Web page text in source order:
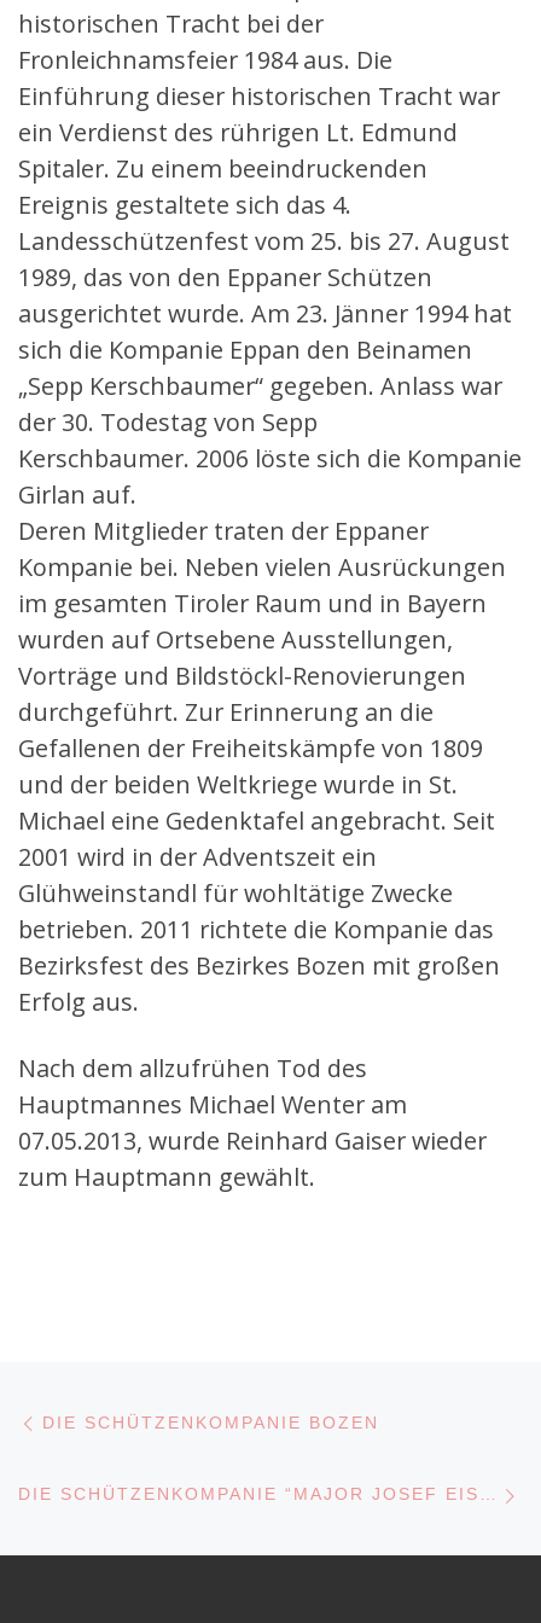
historischen Tracht bei der
Fronleichnamsfeier 1984 aus. Die
Einführung dieser historischen Tracht war
ein Verdienst des rührigen Lt. Edmund
Spitaler. Zu einem beeindruckenden
Ereignis gestaltete sich das 4.
Landesschützenfest vom 25. bis 27. August
1989, das von den Eppaner Schützen
ausgerichtet wurde. Am 23. Jänner 1994 hat
sich die Kompanie Eppan den Beinamen
„Sepp Kerschbaumer“ gegeben. Anlass war
der 30. Todestag von Sepp
Kerschbaumer. 2006 löste sich die Kompanie
Girlan auf.
Deren Mitglieder traten der Eppaner
Kompanie bei. Neben vielen Ausrückungen
im gesamten Tiroler Raum und in Bayern
wurden auf Ortsebene Ausstellungen,
Vorträge und Bildstöckl-Renovierungen
durchgeführt. Zur Erinnerung an die
Gefallenen der Freiheitskämpfe von 1809
und der beiden Weltkriege wurde in St.
Michael eine Gedenktafel angebracht. Seit
2001 wird in der Adventszeit ein
Glühweinstandl für wohltätige Zwecke
betrieben. 2011 richtete die Kompanie das
Bezirksfest des Bezirkes Bozen mit großen
Erfolg aus.
Nach dem allzufrühen Tod des
Hauptmannes Michael Wenter am
07.05.2013, wurde Reinhard Gaiser wieder
zum Hauptmann gewählt.
DIE SCHÜTZENKOMPANIE BOZEN
DIE SCHÜTZENKOMPANIE “MAJOR JOSEF EISENSTECKEN” GRIES